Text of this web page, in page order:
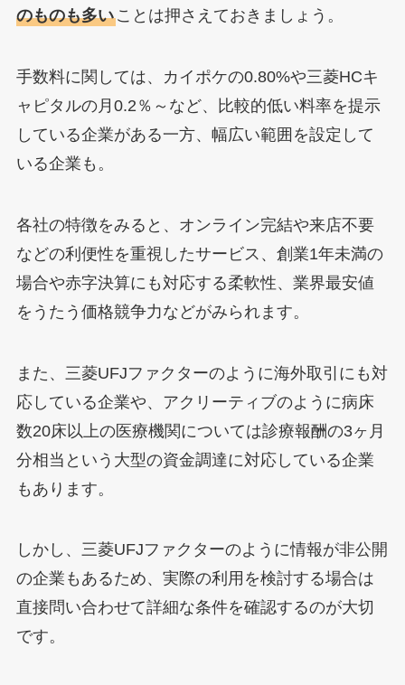
のものも多いことは押さえておきましょう。
手数料に関しては、カイポケの0.80%や三菱HCキ
ャピタルの月0.2％～など、比較的低い料率を提示
している企業がある一方、幅広い範囲を設定して
いる企業も。
各社の特徴をみると、オンライン完結や来店不要
などの利便性を重視したサービス、創業1年未満の
場合や赤字決算にも対応する柔軟性、業界最安値
をうたう価格競争力などがみられます。
また、三菱UFJファクターのように海外取引にも対
応している企業や、アクリーティブのように病床
数20床以上の医療機関については診療報酬の3ヶ月
分相当という大型の資金調達に対応している企業
もあります。
しかし、三菱UFJファクターのように情報が非公開
の企業もあるため、実際の利用を検討する場合は
直接問い合わせて詳細な条件を確認するのが大切
です。